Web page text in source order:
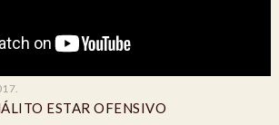
ESTAR OFENSIVO